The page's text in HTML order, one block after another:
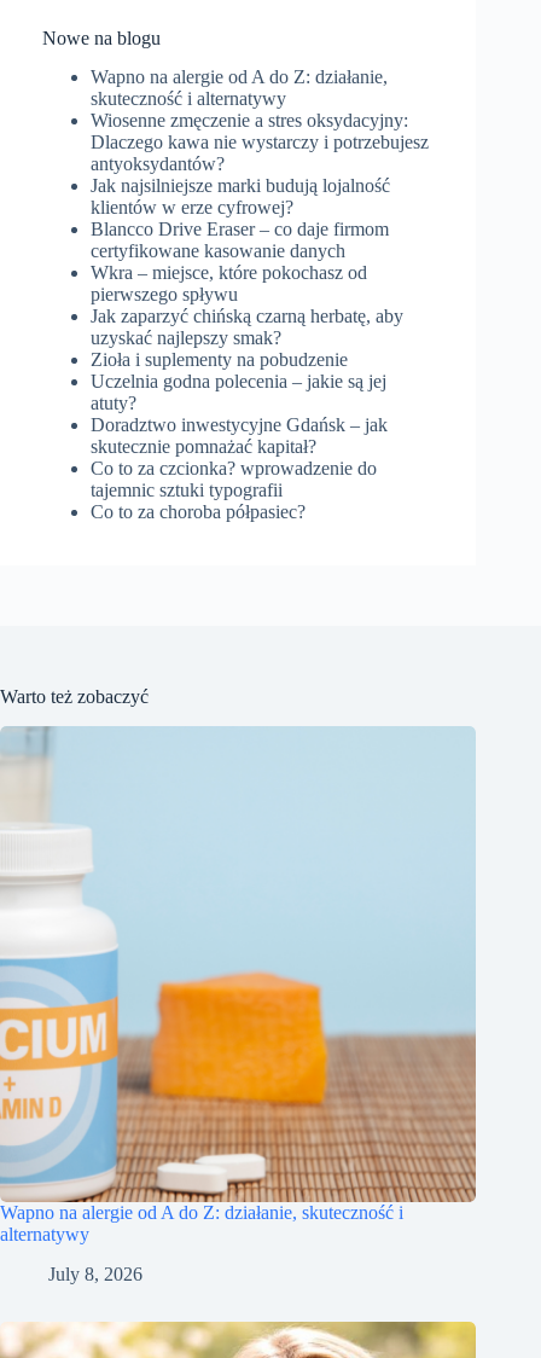
Nowe na blogu
Wapno na alergie od A do Z: działanie,
skuteczność i alternatywy
Wiosenne zmęczenie a stres oksydacyjny:
Dlaczego kawa nie wystarczy i potrzebujesz
antyoksydantów?
Jak najsilniejsze marki budują lojalność
klientów w erze cyfrowej?
Blancco Drive Eraser – co daje firmom
certyfikowane kasowanie danych
Wkra – miejsce, które pokochasz od
pierwszego spływu
Jak zaparzyć chińską czarną herbatę, aby
uzyskać najlepszy smak?
Zioła i suplementy na pobudzenie
Uczelnia godna polecenia – jakie są jej
atuty?
Doradztwo inwestycyjne Gdańsk – jak
skutecznie pomnażać kapitał?
Co to za czcionka? wprowadzenie do
tajemnic sztuki typografii
Co to za choroba półpasiec?
Warto też zobaczyć
Wapno na alergie od A do Z: działanie, skuteczność i
alternatywy
July 8, 2026